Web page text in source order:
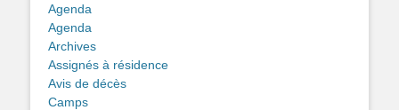
Agenda
Agenda
Archives
Assignés à résidence
Avis de décès
Camps